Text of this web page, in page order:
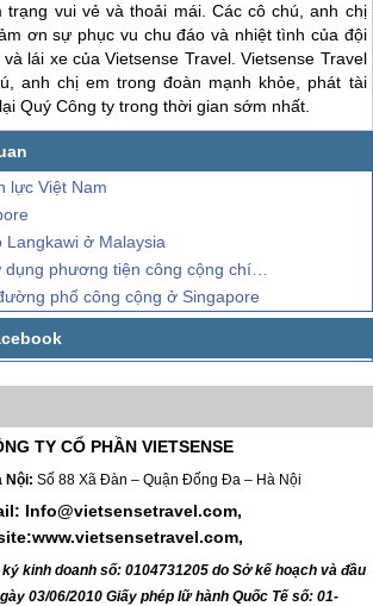
trạng vui vẻ và thoải mái. Các cô chú, anh chị
ơn sự phục vu chu đáo và nhiệt tình của đội
lái xe của Vietsense Travel. Vietsense Travel
anh chị em trong đoàn mạnh khỏe, phát tài
Quý Công ty trong thời gian sớm nhất.
lực Việt Nam
Langkawi ở Malaysia
tiện công cộng chính gì để di chuyển?
phố công cộng ở Singapore
TY CỔ PHẦN VIETSENSE
Nội: Số 88 Xã Đàn – Quận Đống Đa – Hà Nội
Info@vietsensetravel.com,
kinh doanh số: 0104731205 do Sở kế hoạch và đầu
03/06/2010 Giấy phép lữ hành Quốc Tế số: 01-